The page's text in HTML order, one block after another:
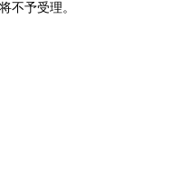
不予受理。